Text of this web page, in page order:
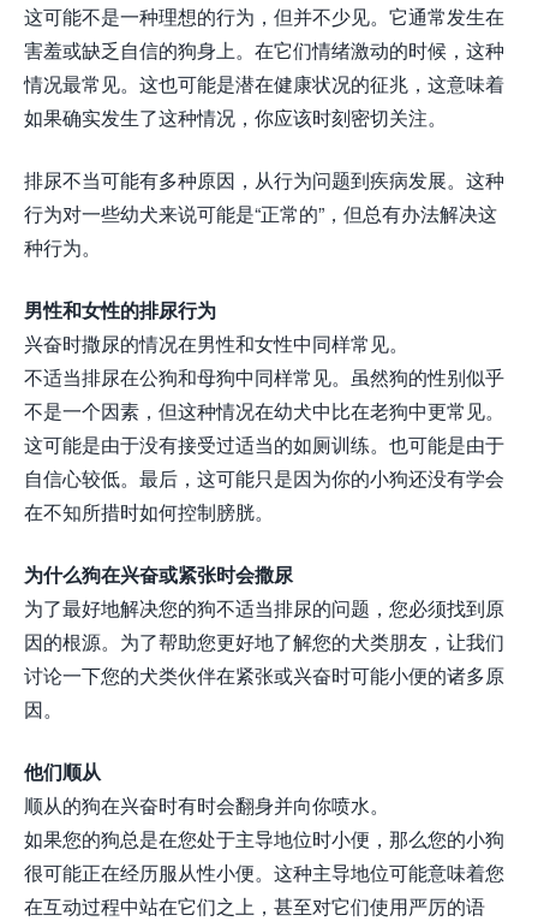
这可能不是一种理想的行为，但并不少见。它通常发生在
害羞或缺乏自信的狗身上。在它们情绪激动的时候，这种
情况最常见。这也可能是潜在健康状况的征兆，这意味着
如果确实发生了这种情况，你应该时刻密切关注。
排尿不当可能有多种原因，从行为问题到疾病发展。这种
行为对一些幼犬来说可能是“正常的”，但总有办法解决这
种行为。
男性和女性的排尿行为
兴奋时撒尿的情况在男性和女性中同样常见。
不适当排尿在公狗和母狗中同样常见。虽然狗的性别似乎
不是一个因素，但这种情况在幼犬中比在老狗中更常见。
这可能是由于没有接受过适当的如厕训练。也可能是由于
自信心较低。最后，这可能只是因为你的小狗还没有学会
在不知所措时如何控制膀胱。
为什么狗在兴奋或紧张时会撒尿
为了最好地解决您的狗不适当排尿的问题，您必须找到原
因的根源。为了帮助您更好地了解您的犬类朋友，让我们
讨论一下您的犬类伙伴在紧张或兴奋时可能小便的诸多原
因。
他们顺从
顺从的狗在兴奋时有时会翻身并向你喷水。
如果您的狗总是在您处于主导地位时小便，那么您的小狗
很可能正在经历服从性小便。这种主导地位可能意味着您
在互动过程中站在它们之上，甚至对它们使用严厉的语